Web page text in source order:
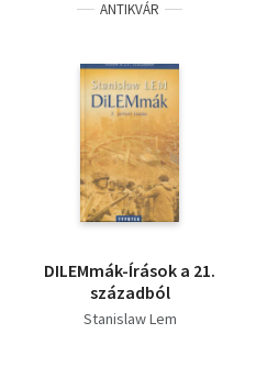
ANTIKVÁR
DILEMmák-Írások a 21.
századból
Stanislaw Lem